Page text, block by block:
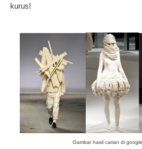
kurus!
Gambar hasil carian di